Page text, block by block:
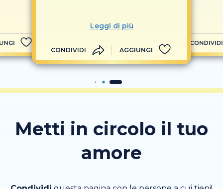
Leggi di più
CONDIVIDI AGGIUNGI
CONDIVIDI
Metti in circolo il tuo
amore